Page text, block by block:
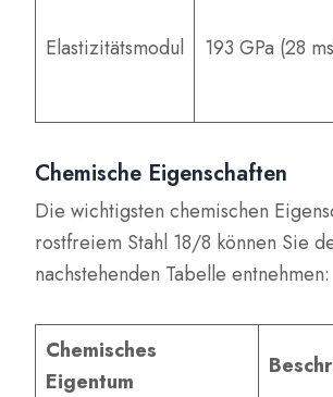
Elastizitätsmodul 193 GPa (28
Chemische Eigenschaften
Die wichtigsten chemischen
rostfreiem Stahl 18/8 können Sie
nachstehenden Tabelle entnehmen:
Chemisches
Eigentum